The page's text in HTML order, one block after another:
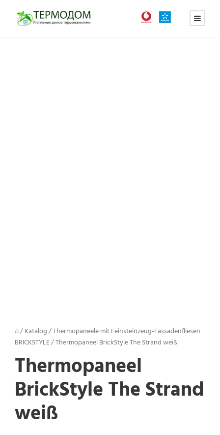
⌂/Katalog/Thermopaneele mit Feinsteinzeug-Fassadenfliesen
BRICKSTYLE/Thermopaneel BrickStyle The Strand weiß
Thermopaneel
BrickStyle The Strand
weiß